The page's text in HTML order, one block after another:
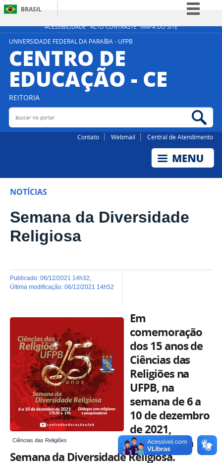
ACESSIBILIDADE ALTO CONTRASTE MAPA DO SITE
BRASIL
Simplifique!
Acesso à informação
Legislação
UNIVERSIDADE FEDERAL DA PARAÍBA - UFPB
CENTRO DE
EDUCAÇÃO - CE
REITORIA
Buscar no portal
Contato Webmail Central de Atendimento
NOTÍCIAS
Semana da Diversidade
Religiosa
publicado: 06/12/2021 14h32
última modificação: 06/12/2021 14h52
Ciências das Religiões
Em
comemoração
dos 15 anos de
Ciências das
Religiões na
UFPB, na
semana de 6 a
10 de dezembro
de 2021,
acontecerá a
Semana da Diversidade Religiosa.